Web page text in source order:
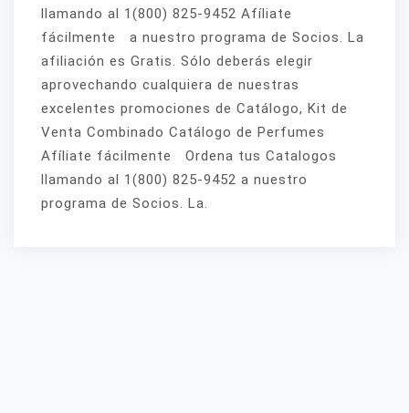
llamando al 1(800) 825-9452 Afíliate
fácilmente a nuestro programa de Socios. La
afiliación es Gratis. Sólo deberás elegir
aprovechando cualquiera de nuestras
excelentes promociones de Catálogo, Kit de
Venta Combinado Catálogo de Perfumes
Afíliate fácilmente Ordena tus Catalogos
llamando al 1(800) 825-9452 a nuestro
programa de Socios. La.